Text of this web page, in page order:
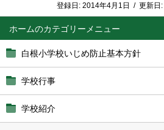
ホーム
白根小学校いじめ防止基本方針
学校行事
学校紹介
登録日: 2014年4月1日 / 更新日: